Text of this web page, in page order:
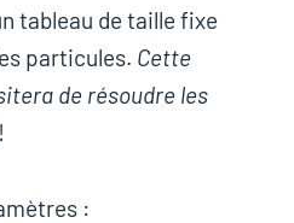
tableau de taille fixe
particules. Cette
de résoudre les
!
: